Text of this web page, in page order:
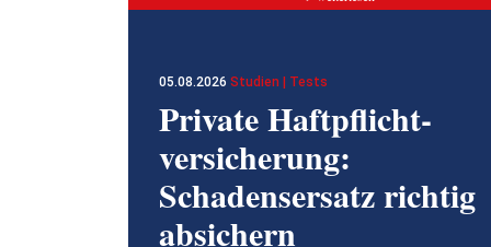
05.08.2026 Studien | Tests
Private Haftpflicht­
versicherung:
Schadensersatz richtig
absichern